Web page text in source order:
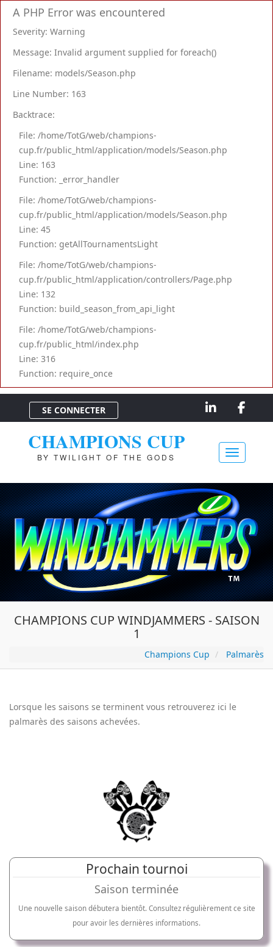
A PHP Error was encountered
Severity: Warning
Message: Invalid argument supplied for foreach()
Filename: models/Season.php
Line Number: 163
Backtrace:
File: /home/TotG/web/champions-
cup.fr/public_html/application/models/Season.php
Line: 163
Function: _error_handler
File: /home/TotG/web/champions-
cup.fr/public_html/application/models/Season.php
Line: 45
Function: getAllTournamentsLight
File: /home/TotG/web/champions-
cup.fr/public_html/application/controllers/Page.php
Line: 132
Function: build_season_from_api_light
File: /home/TotG/web/champions-
cup.fr/public_html/index.php
Line: 316
Function: require_once
SE CONNECTER
CHAMPIONS CUP
BY TWILIGHT OF THE GODS
CHAMPIONS CUP WINDJAMMERS - SAISON
1
Champions Cup Palmarès
Lorsque les saisons se terminent vous retrouverez ici le
palmarès des saisons achevées.
Prochain tournoi
Saison terminée
Une nouvelle saison débutera bientôt. Consultez régulièrement ce site
pour avoir les dernières informations.